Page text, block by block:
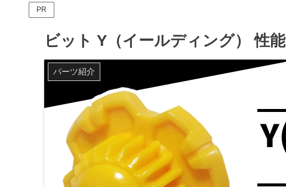
PR
ビット Y（イールディング） 性
パーツ紹介